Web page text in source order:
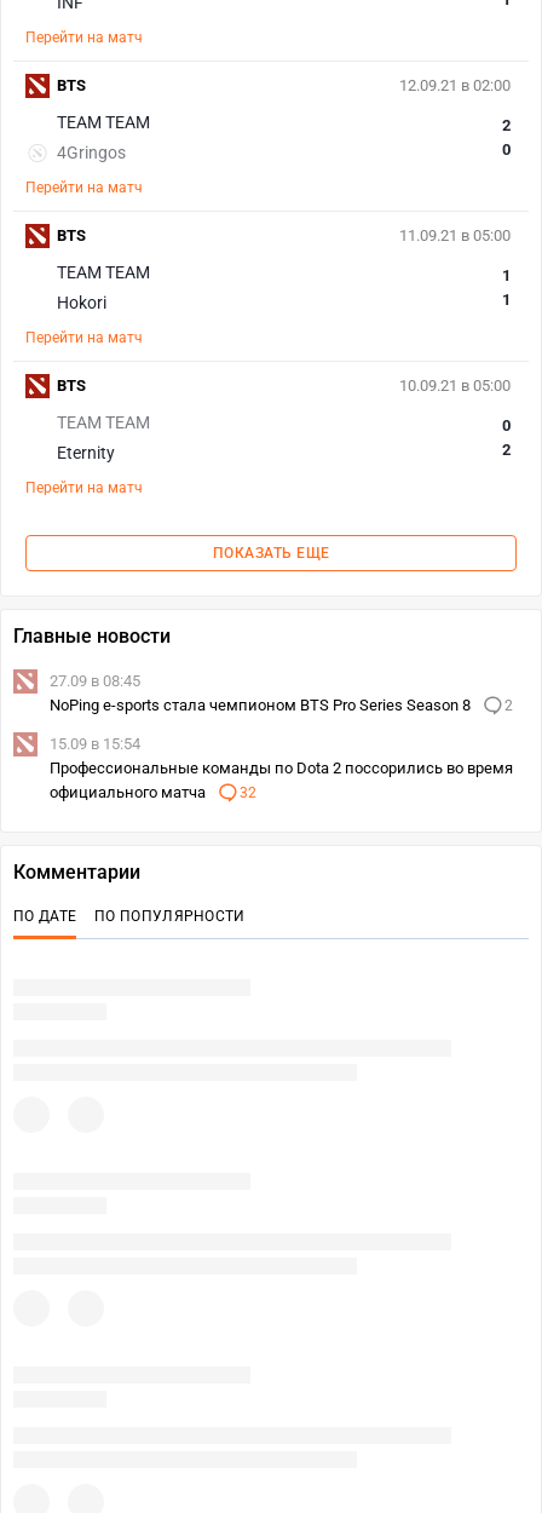
Перейти на матч
12.09.21 в 02:00
TEAM TEAM
4Gringos
2
0
Перейти на матч
BTS
11.09.21 в 05:00
TEAM TEAM
Hokori
1
1
Перейти на матч
BTS
10.09.21 в 05:00
TEAM TEAM
Eternity
0
2
Перейти на матч
BTS
ПОКАЗАТЬ ЕЩЕ
Главные новости
27.09 в 08:45
NoPing e-sports стала чемпионом BTS Pro Series Season 8
2
15.09 в 15:54
Профессиональные команды по Dota 2 поссорились во время
официального матча
32
Комментарии
ПО ДАТЕ ПО ПОПУЛЯРНОСТИ